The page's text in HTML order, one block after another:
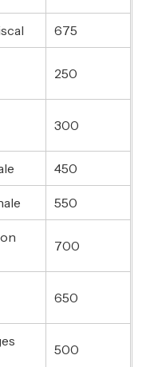
675
250
300
450
550
700
650
500